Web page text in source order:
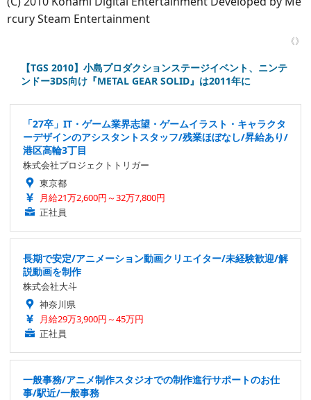
rcury Steam Entertainment
《》
【TGS 2010】小島プロダクションステージイベント、ニンテ
ンドー3DS向け『METAL GEAR SOLID』は2011年に
「27卒」IT・ゲーム業界志望・ゲームイラスト・キャラクタ
ーデザインのアシスタントスタッフ/残業ほぼなし/昇給あり/
港区高輪3丁目
株式会社プロジェクトトリガー
東京都
月給21万2,600円～32万7,800円
正社員
長期で安定/アニメーション動画クリエイター/未経験歓迎/解
説動画を制作
株式会社大斗
神奈川県
月給29万3,900円～45万円
正社員
一般事務/アニメ制作スタジオでの制作進行サポートのお仕
事/駅近/一般事務